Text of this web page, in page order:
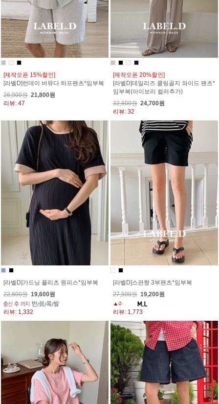
[제작오픈 15%할인]
[라벨D]런데이 버뮤다 하프팬츠*임부복
26,900원 21,800원
리뷰: 47
[제작오픈 20%할인]
[라벨D]데일리즈 쿨링골지 와이드 팬츠*
임부복(아이보리 컬러추가)
32,800원 24,700원
리뷰: 32
[라벨D]가드닝 플리츠 원피스*임부복
22,800원 19,600원
리뷰: 1,332
[라벨D]스판짱 3부팬츠*임부복
27,500원 19,200원
리뷰: 1,773